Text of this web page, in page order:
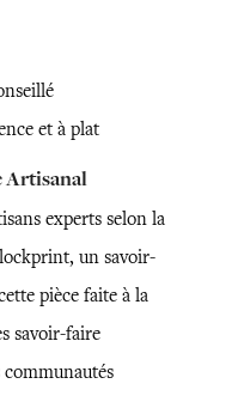
et à plat
Artisanal
experts selon la
un savoir-
pièce faite à la
savoir-faire